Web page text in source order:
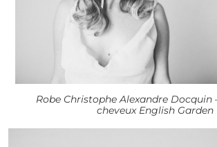
Robe Christophe Alexandre Docquin
cheveux English Garden